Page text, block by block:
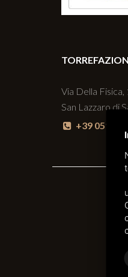
Via Della
San Lazzaro di
+39 051